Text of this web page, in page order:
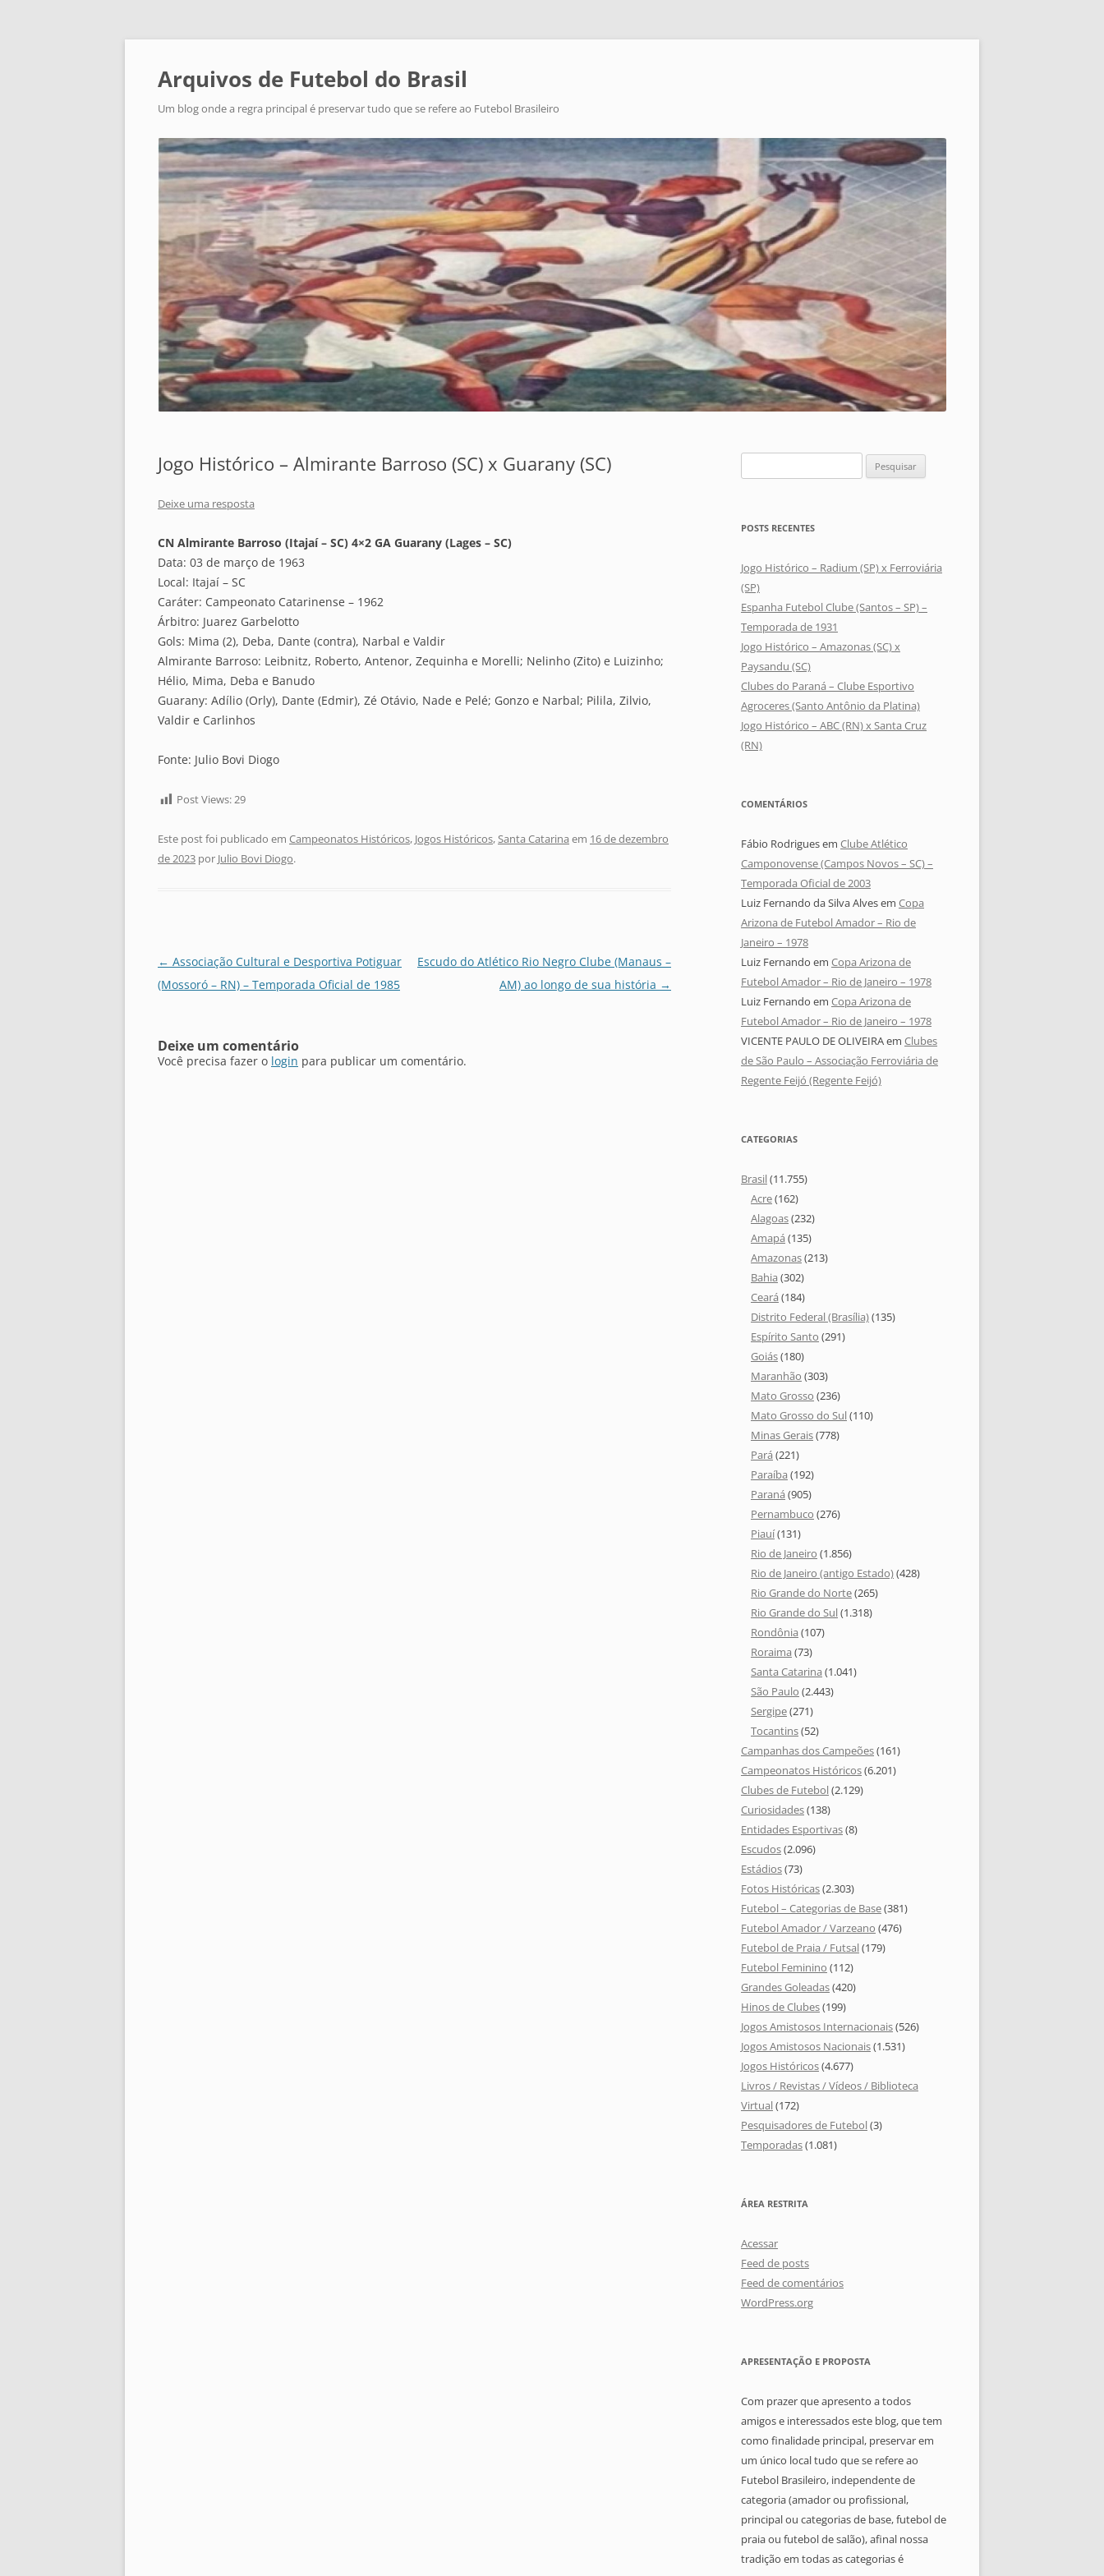
Arquivos de Futebol do Brasil
Um blog onde a regra principal é preservar tudo que se refere ao Futebol Brasileiro
Jogo Histórico – Almirante Barroso (SC) x Guarany (SC)
Deixe uma resposta
CN Almirante Barroso (Itajaí – SC) 4×2 GA Guarany (Lages – SC)
Data: 03 de março de 1963
Local: Itajaí – SC
Caráter: Campeonato Catarinense – 1962
Árbitro: Juarez Garbelotto
Gols: Mima (2), Deba, Dante (contra), Narbal e Valdir
Almirante Barroso: Leibnitz, Roberto, Antenor, Zequinha e Morelli; Nelinho (Zito) e Luizinho;
Hélio, Mima, Deba e Banudo
Guarany: Adílio (Orly), Dante (Edmir), Zé Otávio, Nade e Pelé; Gonzo e Narbal; Pilila, Zilvio,
Valdir e Carlinhos
Fonte: Julio Bovi Diogo
Post Views:29
Este post foi publicado em Campeonatos Históricos, Jogos Históricos,Santa Catarina em 16 de dezembro
de 2023 por Julio Bovi Diogo.
Navegação
de
← Associação Cultural e Desportiva Potiguar
(Mossoró – RN) – Temporada Oficial de 1985
Escudo do Atlético Rio Negro Clube (Manaus –
AM) ao longo de sua história →
Deixe um comentário
Você precisa fazer o login para publicar um comentário.
por:
POSTS RECENTES
Jogo Histórico – Radium (SP) x Ferroviária
(SP)
Espanha Futebol Clube (Santos – SP) –
Temporada de 1931
Jogo Histórico – Amazonas (SC) x
Paysandu (SC)
Clubes do Paraná – Clube Esportivo
Agroceres (Santo Antônio da Platina)
Jogo Histórico – ABC (RN) x Santa Cruz
(RN)
COMENTÁRIOS
Fábio Rodriguesem Clube Atlético
Camponovense (Campos Novos – SC) –
Temporada Oficial de 2003
Luiz Fernando da Silva Alvesem Copa
Arizona de Futebol Amador – Rio de
Janeiro – 1978
Luiz Fernando em Copa Arizona de
Futebol Amador – Rio de Janeiro – 1978
Luiz Fernando em Copa Arizona de
Futebol Amador – Rio de Janeiro – 1978
VICENTE PAULO DE OLIVEIRAem Clubes
de São Paulo – Associação Ferroviária de
Regente Feijó (Regente Feijó)
CATEGORIAS
Brasil(11.755)
Acre(162)
Alagoas(232)
Amapá (135)
Amazonas(213)
Bahia (302)
Ceará (184)
Distrito Federal (Brasília)(135)
Espírito Santo (291)
Goiás(180)
Maranhão (303)
Mato Grosso (236)
Mato Grosso do Sul(110)
Minas Gerais(778)
Pará (221)
Paraíba (192)
Paraná (905)
Pernambuco (276)
Piauí(131)
Rio de Janeiro (1.856)
Rio de Janeiro (antigo Estado)(428)
Rio Grande do Norte(265)
Rio Grande do Sul(1.318)
Rondônia (107)
Roraima (73)
Santa Catarina (1.041)
São Paulo (2.443)
Sergipe(271)
Tocantins(52)
Campanhas dos Campeões(161)
Campeonatos Históricos(6.201)
Clubes de Futebol(2.129)
Curiosidades(138)
Entidades Esportivas(8)
Escudos(2.096)
Estádios(73)
Fotos Históricas(2.303)
Futebol – Categorias de Base(381)
Futebol Amador / Varzeano (476)
Futebol de Praia / Futsal(179)
Futebol Feminino (112)
Grandes Goleadas(420)
Hinos de Clubes(199)
Jogos Amistosos Internacionais(526)
Jogos Amistosos Nacionais(1.531)
Jogos Históricos(4.677)
Livros / Revistas / Vídeos / Biblioteca
Virtual(172)
Pesquisadores de Futebol(3)
Temporadas(1.081)
ÁREA RESTRITA
Acessar
Feed de posts
Feed de comentários
WordPress.org
APRESENTAÇÃO E PROPOSTA
Com prazer que apresento a todos
amigos e interessados este blog, que tem
como finalidade principal, preservar em
um único local tudo que se refere ao
Futebol Brasileiro, independente de
categoria (amador ou profissional,
principal ou categorias de base, futebol de
praia ou futebol de salão), afinal nossa
tradição em todas as categorias é